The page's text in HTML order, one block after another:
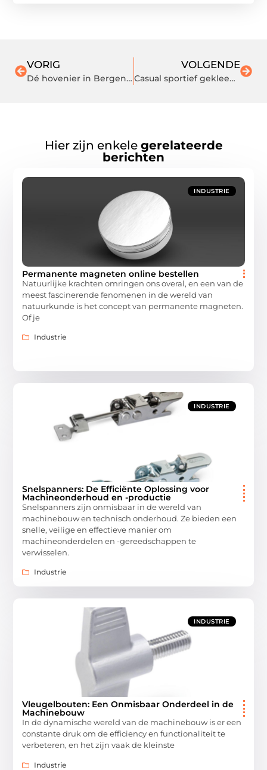
VORIG
Dé hovenier in Bergen op Zoom en omgeving
VOLGENDE
Casual sportief gekleed gaan? Check deze trainingspakken en sneakers
Hier zijn enkele gerelateerde
berichten
INDUSTRIE
Permanente magneten online bestellen
Natuurlijke krachten omringen ons overal, en een van de
meest fascinerende fenomenen in de wereld van
natuurkunde is het concept van permanente magneten.
Of je
Industrie
INDUSTRIE
Snelspanners: De Efficiënte Oplossing voor
Machineonderhoud en -productie
Snelspanners zijn onmisbaar in de wereld van
machinebouw en technisch onderhoud. Ze bieden een
snelle, veilige en effectieve manier om
machineonderdelen en -gereedschappen te
verwisselen.
Industrie
INDUSTRIE
Vleugelbouten: Een Onmisbaar Onderdeel in de
Machinebouw
In de dynamische wereld van de machinebouw is er een
constante druk om de efficiency en functionaliteit te
verbeteren, en het zijn vaak de kleinste
Industrie